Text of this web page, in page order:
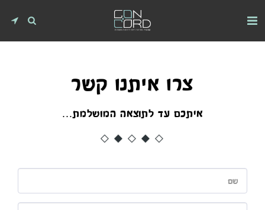
צרו איתנו קשר
איתכם עד לתוצאה המושלמת...